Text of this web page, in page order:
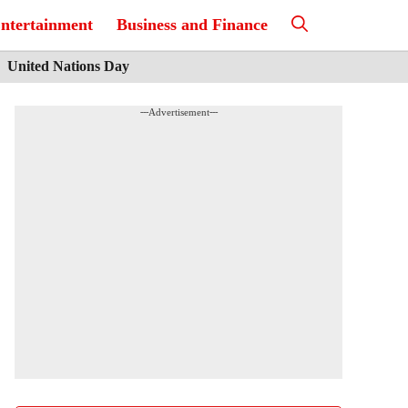
Business and Finance
United Nations Day
---Advertisement---